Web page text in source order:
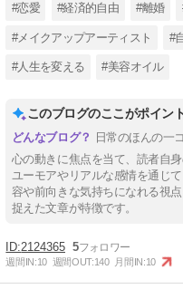
#恋愛 #経済的自由 #離婚
#メイクアップアーティスト #
#人生を変える #美容オイル
このブログのここがポイン
日常のほんの一
心の動きに焦点を当て、読者自
ユーモアやリアルな感情を通じ
容や前向きな気持ちになれる視
捉えた文章が特徴です。
2124365 5
週間IN:10 週間OUT:140 月間IN:10